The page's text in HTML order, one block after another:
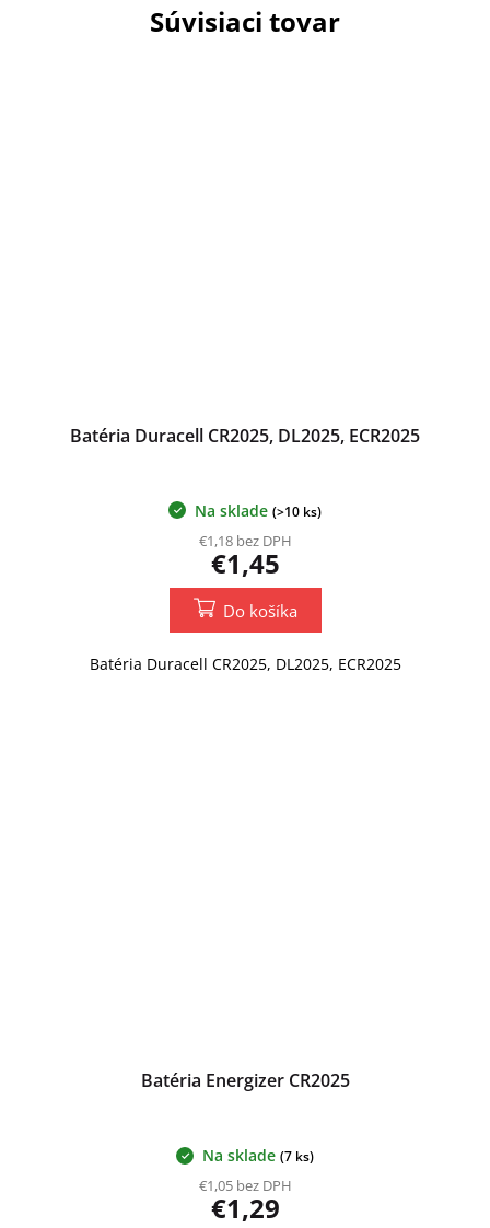
Súvisiaci tovar
Batéria Duracell CR2025, DL2025, ECR2025
Na sklade (>10 ks)
€1,18 bez DPH
€1,45
Do košíka
Batéria Duracell CR2025, DL2025, ECR2025
Batéria Energizer CR2025
Na sklade (7 ks)
€1,05 bez DPH
€1,29